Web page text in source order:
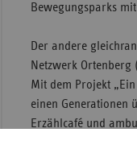
Bewegungsparks
Der andere
Netzwerk Ortenberg
Mit dem Projekt
einen Generationen
Erzählcafé und